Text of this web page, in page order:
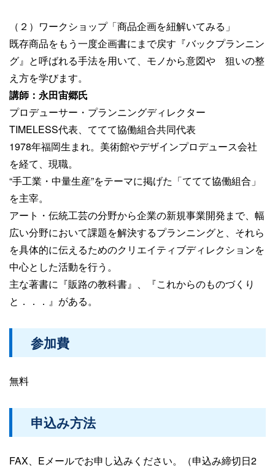
（２）ワークショップ「商品企画を紐解いてみる」
既存商品をもう一度企画書にまで戻す『バックプランニン
グ』と呼ばれる手法を用いて、モノから意図や 狙いの整
え方を学びます。
講師：永田宙郷氏
プロデューサー・プランニングディレクター
TIMELESS代表、ててて協働組合共同代表
1978年福岡生まれ。美術館やデザインプロデュース会社
を経て、現職。
“手工業・中量生産”をテーマに掲げた「ててて協働組合」
を主宰。
アート・伝統工芸の分野から企業の新規事業開発まで、幅
広い分野において課題を解決するプランニングと、それら
を具体的に伝えるためのクリエイティブディレクションを
中心とした活動を行う。
主な著書に『販路の教科書』、『これからのものづくり
と．．．』がある。
参加費
無料
申込み方法
FAX、Eメールでお申し込みください。（申込み締切日2